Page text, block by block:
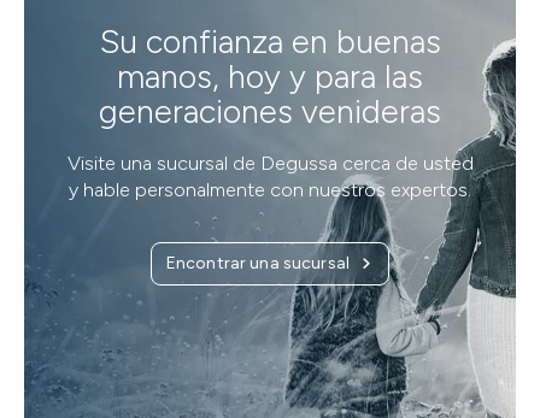
Su confianza en buenas
manos, hoy y para las
generaciones venideras
Visite una sucursal de Degussa cerca de usted
y hable personalmente con nuestros expertos.
Encontrar una sucursal